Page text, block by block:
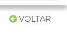
VOLTAR